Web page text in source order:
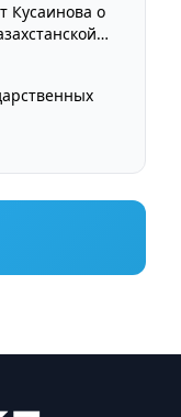
Кусаинова о